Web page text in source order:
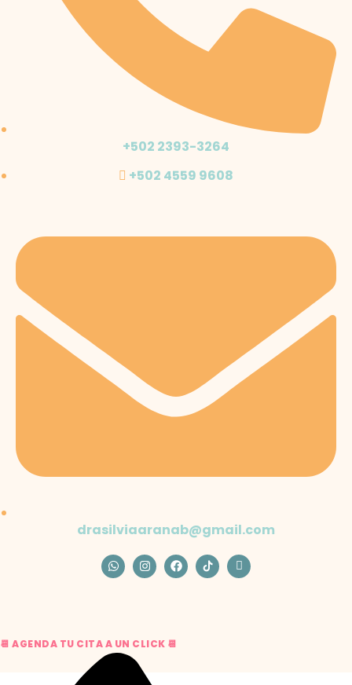
+502 2393-3264
+502 4559 9608
drasilviaaranab@gmail.com
📆 AGENDA TU CITA A UN CLICK 📆